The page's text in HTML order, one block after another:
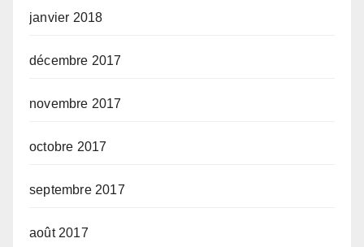
janvier 2018
décembre 2017
novembre 2017
octobre 2017
septembre 2017
août 2017